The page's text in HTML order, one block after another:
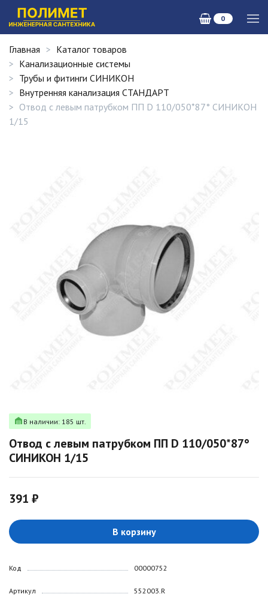
0
Главная
Каталог товаров
Канализационные системы
Трубы и фитинги СИНИКОН
Внутренняя канализация СТАНДАРТ
Отвод с левым патрубком ПП D 110/050*87° СИНИКОН
1/15
В наличии: 185 шт.
Отвод с левым патрубком ПП D 110/050*87°
СИНИКОН 1/15
391 ₽
В корзину
Код
Артикул
00000752
552003.R